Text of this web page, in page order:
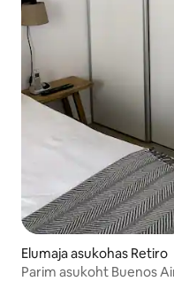
Elumaja asukohas Retiro